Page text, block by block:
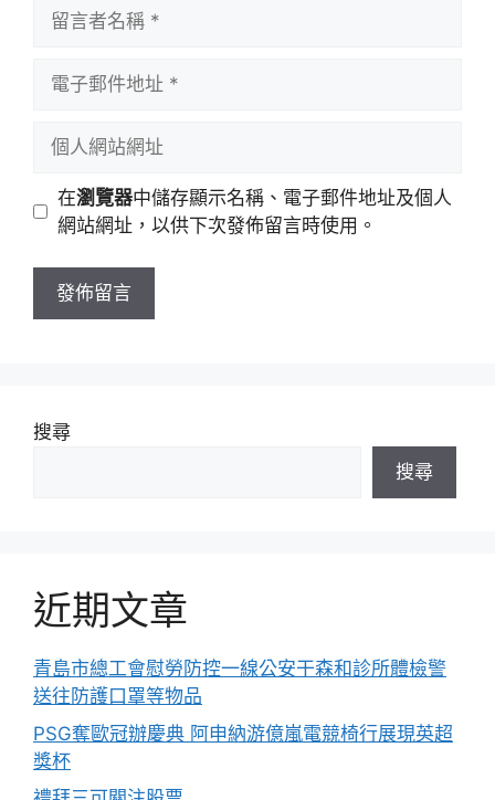
址
站
址
在瀏覽器中儲存顯示名稱、電子郵件地址及個人
網站網址，以供下次發佈留言時使用。
搜尋
搜尋
近期文章
青島市總工會慰勞防控一線公安干森和診所體檢警
送往防護口罩等物品
PSG奪歐冠辦慶典 阿申納游億嵐電競椅行展現英超
獎杯